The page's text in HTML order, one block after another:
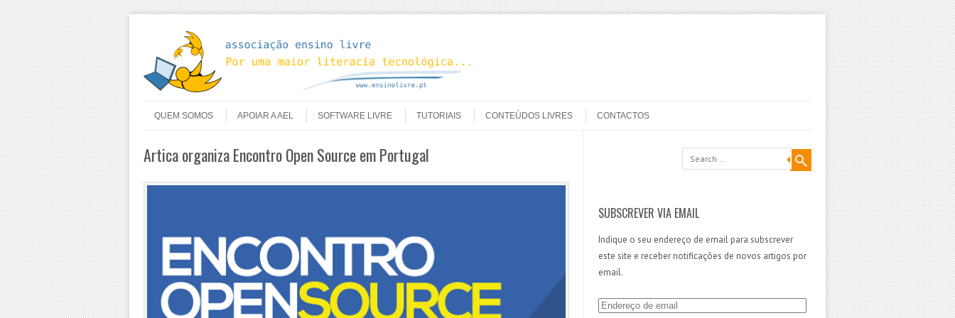
Menu
QUEM SOMOS
APOIAR A AEL SOFTWARE LIVRE TUTORIAIS CONTEÚDOS LIVRES CONTACTOS
Artica organiza Encontro Open Source em Portugal
SUBSCREVER VIA EMAIL
Indique o seu endereço de email para subscrever
este site e receber notificações de novos artigos por
email.
E